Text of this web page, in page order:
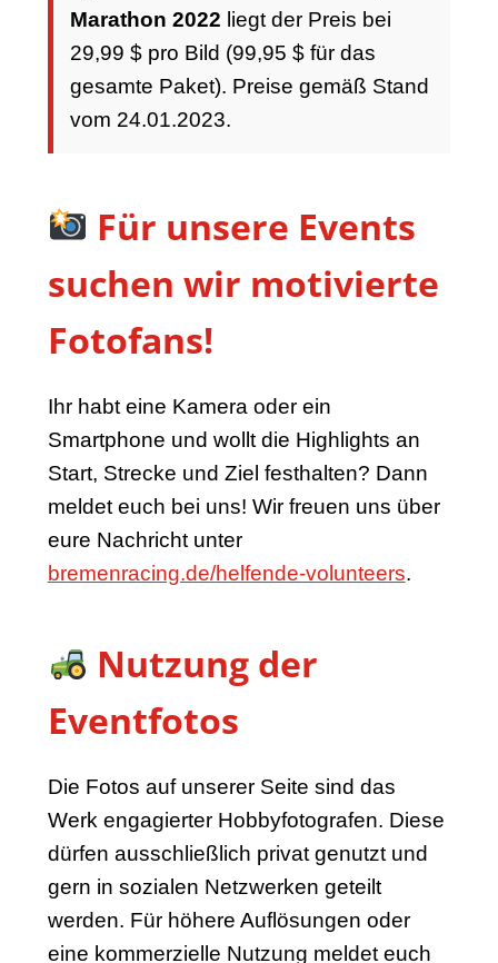
Marathon 2022 liegt der Preis bei
29,99 $ pro Bild (99,95 $ für das
gesamte Paket). Preise gemäß Stand
vom 24.01.2023.
Für unsere Events
suchen wir motivierte
Fotofans!
Ihr habt eine Kamera oder ein
Smartphone und wollt die Highlights an
Start, Strecke und Ziel festhalten? Dann
meldet euch bei uns! Wir freuen uns über
eure Nachricht unter
bremenracing.de/helfende-volunteers.
Nutzung der
Eventfotos
Die Fotos auf unserer Seite sind das
Werk engagierter Hobbyfotografen. Diese
dürfen ausschließlich privat genutzt und
gern in sozialen Netzwerken geteilt
werden. Für höhere Auflösungen oder
eine kommerzielle Nutzung meldet euch